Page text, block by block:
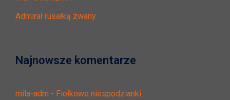
Admirał rusałką zwany
Najnowsze komentarze
mila-adm - Fiołkowe niespodzianki